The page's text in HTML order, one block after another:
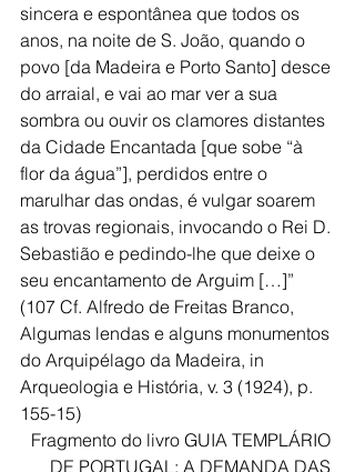
sincera e espontânea que todos os
anos, na noite de S. João, quando o
povo [da Madeira e Porto Santo] desce
do arraial, e vai ao mar ver a sua
sombra ou ouvir os clamores distantes
da Cidade Encantada [que sobe “à
flor da água”], perdidos entre o
marulhar das ondas, é vulgar soarem
as trovas regionais, invocando o Rei D.
Sebastião e pedindo-lhe que deixe o
seu encantamento de Arguim […]”
(107 Cf. Alfredo de Freitas Branco,
Algumas lendas e alguns monumentos
do Arquipélago da Madeira, in
Arqueologia e História, v. 3 (1924), p.
155-15)
Fragmento do livro GUIA TEMPLÁRIO
DE PORTUGAL: A DEMANDA DAS